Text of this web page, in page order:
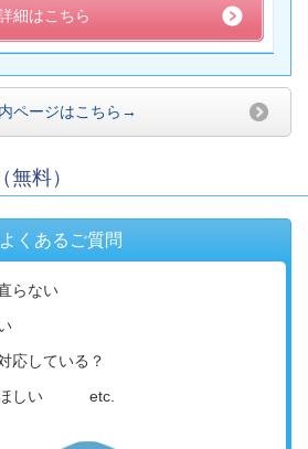
細はこちら
ページはこちら→
無料）
よくあるご質問
らない
応している？
ほしい etc.